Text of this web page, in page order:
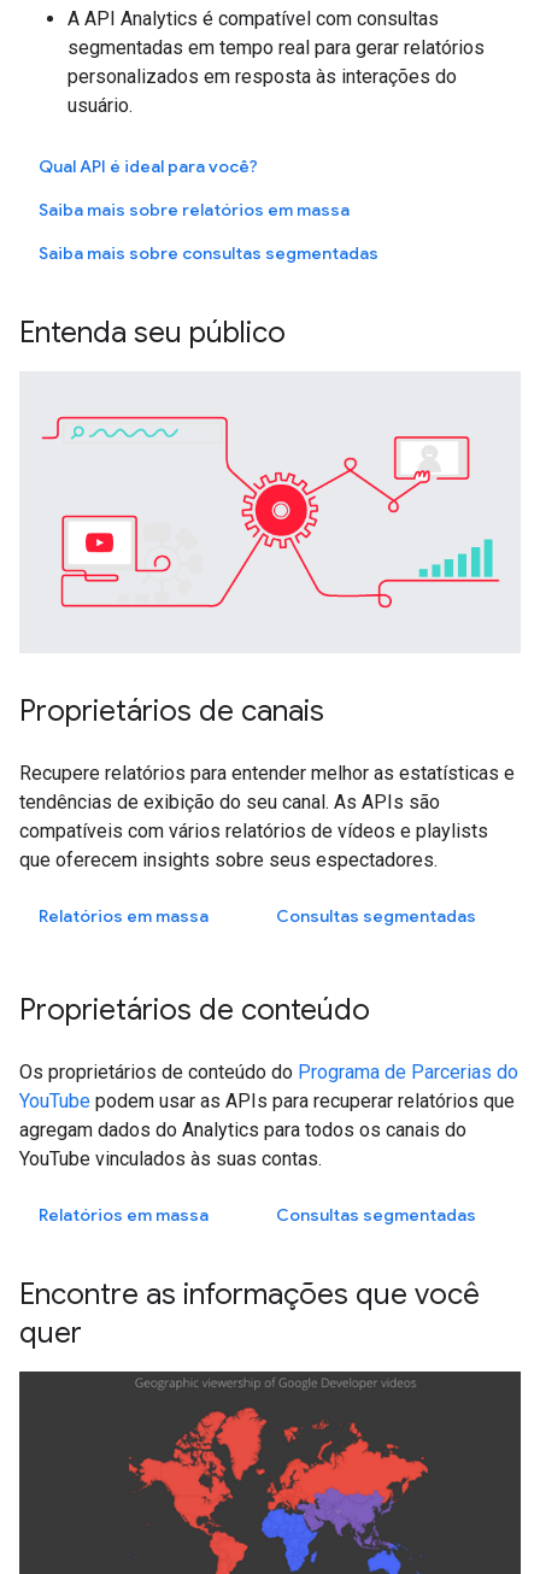
A API Analytics é compatível com consultas
segmentadas em tempo real para gerar relatórios
personalizados em resposta às interações do
usuário.
Qual API é ideal para você?
Saiba mais sobre relatórios em massa
Saiba mais sobre consultas segmentadas
Entenda seu público
Proprietários de canais
Recupere relatórios para entender melhor as estatísticas e
tendências de exibição do seu canal. As APIs são
compatíveis com vários relatórios de vídeos e playlists
que oferecem insights sobre seus espectadores.
Relatórios em massa Consultas segmentadas
Proprietários de conteúdo
Os proprietários de conteúdo do Programa de Parcerias do
YouTube podem usar as APIs para recuperar relatórios que
agregam dados do Analytics para todos os canais do
YouTube vinculados às suas contas.
Relatórios em massa Consultas segmentadas
Encontre as informações que você
quer